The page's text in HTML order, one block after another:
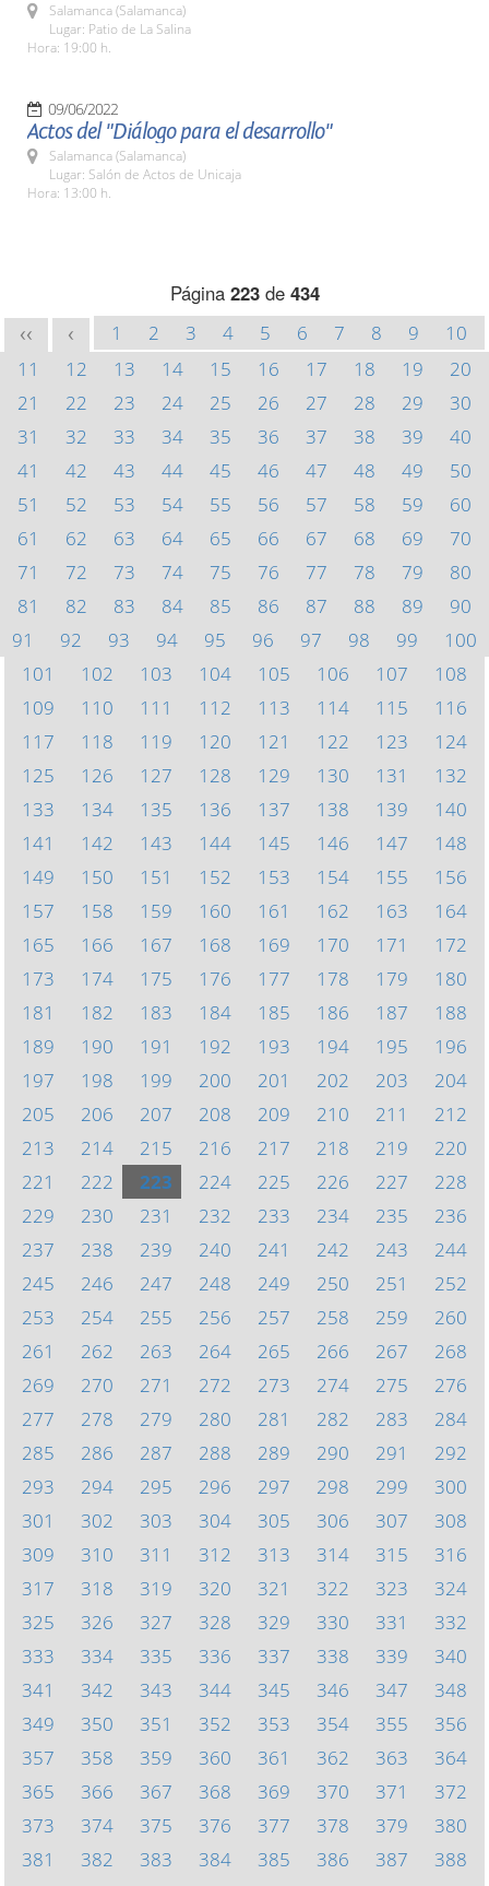
Salamanca (Salamanca)
Lugar: Patio de La Salina
Hora: 19:00 h.
09/06/2022
Actos del "Diálogo para el desarrollo"
Salamanca (Salamanca)
Lugar: Salón de Actos de Unicaja
Hora: 13:00 h.
Página 223de 434
<< < 1 2 3 4 5 6 7 8 9
10
11
12 13 14 15 16 17 18 19
20
21
22 23 24 25 26 27 28 29
30
31
32 33 34 35 36 37 38 39
40
41
42 43 44 45 46 47 48 49
50
51
52 53 54 55 56 57 58 59
60
61
62 63 64 65 66 67 68 69
70
71
72 73 74 75 76 77 78 79
80
81
82 83 84 85 86 87 88 89
90
91
92 93 94 95 96 97 98 99
100
101
102 103 104 105 106 107
108
109
110 111 112 113 114 115
116
117
118 119 120 121 122 123
124
125
126 127 128 129 130 131
132
133
134 135 136 137 138 139
140
141
142 143 144 145 146 147
148
149
150 151 152 153 154 155
156
157
158 159 160 161 162 163
164
165
166 167 168 169 170 171
172
173
174 175 176 177 178 179
180
181
182 183 184 185 186 187
188
189
190 191 192 193 194 195
196
197
198 199 200 201 202 203
204
205
206 207 208 209 210 211
212
213
214 215 216 217 218 219
220
221
222 223 224 225 226 227
228
229
230 231 232 233 234 235
236
237
238 239 240 241 242 243
244
245
246 247 248 249 250 251
252
253
254 255 256 257 258 259
260
261
262 263 264 265 266 267
268
269
270 271 272 273 274 275
276
277
278 279 280 281 282 283
284
285
286 287 288 289 290 291
292
293
294 295 296 297 298 299
300
301
302 303 304 305 306 307
308
309
310 311 312 313 314 315
316
317
318 319 320 321 322 323
324
325
326 327 328 329 330 331
332
333
334 335 336 337 338 339
340
341
342 343 344 345 346 347
348
349
350 351 352 353 354 355
356
357
358 359 360 361 362 363
364
365
366 367 368 369 370 371
372
373
374 375 376 377 378 379
380
381
382 383 384 385 386 387
388